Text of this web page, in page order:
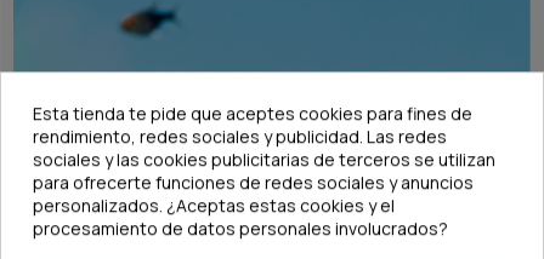
Etimología:El nombre del género Trigonostigma se puede dividir en tres
palabras griegas antiguas. “Tres” o “Tria” significa tres, “gonias” significa
ángulo y “stigma” significa señal.
Esta tienda te pide que aceptes cookies para fines de
rendimiento, redes sociales y publicidad. Las redes
sociales y las cookies publicitarias de terceros se utilizan
para ofrecerte funciones de redes sociales y anuncios
personalizados. ¿Aceptas estas cookies y el
procesamiento de datos personales involucrados?